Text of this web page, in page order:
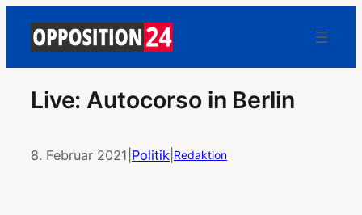
Live: Autocorso in Berlin
8. Februar 2021 Politik Redaktion